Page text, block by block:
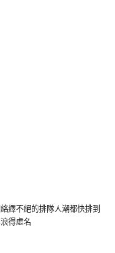
繹不絕的排隊人潮都快排到
得虛名